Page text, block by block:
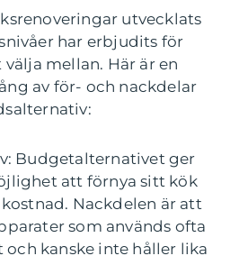
utvecklats
har erbjudits för
mellan. Här är en
av för- och nackdelar
Budgetalternativet ger
att förnya sitt kök
Nackdelen är att
som används ofta
och kanske inte håller lika